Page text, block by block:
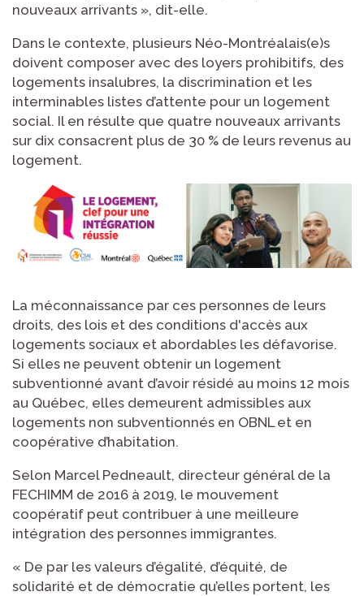
nouveaux arrivants », dit-elle.
Dans le contexte, plusieurs Néo-Montréalais(e)s
doivent composer avec des loyers prohibitifs, des
logements insalubres, la discrimination et les
interminables listes d’attente pour un logement
social. Il en résulte que quatre nouveaux arrivants
sur dix consacrent plus de 30 % de leurs revenus au
logement.
La méconnaissance par ces personnes de leurs
droits, des lois et des conditions d'accès aux
logements sociaux et abordables les défavorise.
Si elles ne peuvent obtenir un logement
subventionné avant d’avoir résidé au moins 12 mois
au Québec, elles demeurent admissibles aux
logements non subventionnés en OBNL et en
coopérative d’habitation.
Selon Marcel Pedneault, directeur général de la
FECHIMM de 2016 à 2019, le mouvement
coopératif peut contribuer à une meilleure
intégration des personnes immigrantes.
« De par les valeurs d’égalité, d’équité, de
solidarité et de démocratie qu’elles portent, les